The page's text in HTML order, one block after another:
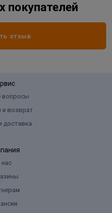
отзыв
вопросы
и возврат
доставка
нас